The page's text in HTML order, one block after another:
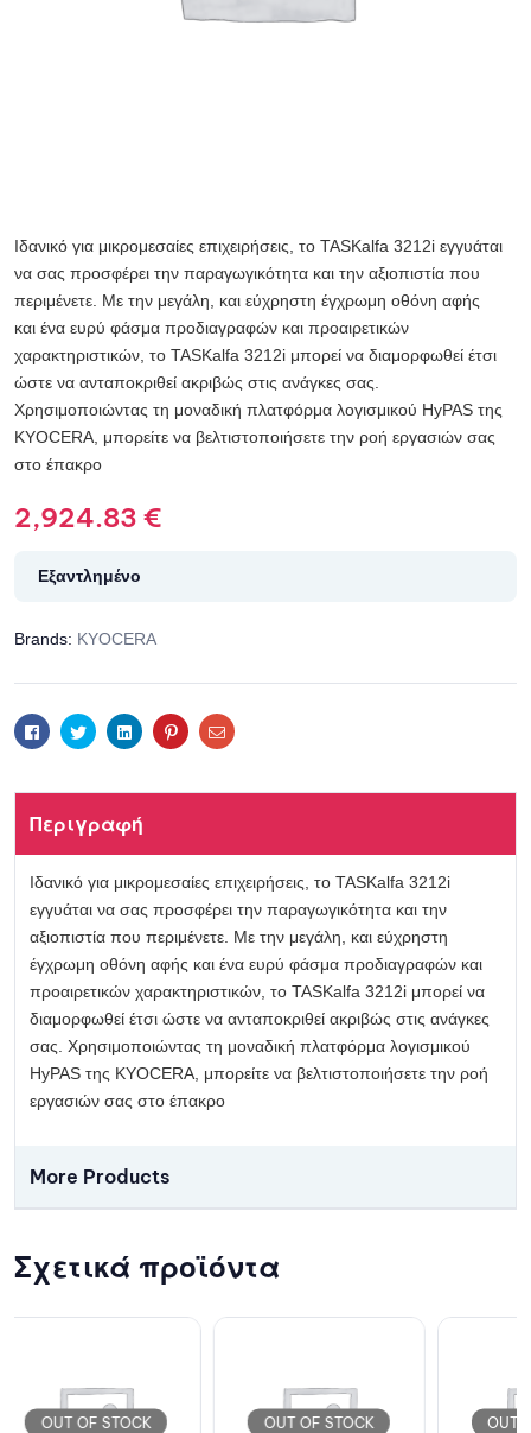
Ιδανικό για μικρομεσαίες επιχειρήσεις, το TASKalfa 3212i εγγυάται
να σας προσφέρει την παραγωγικότητα και την αξιοπιστία που
περιμένετε. Με την μεγάλη, και εύχρηστη έγχρωμη οθόνη αφής
και ένα ευρύ φάσμα προδιαγραφών και προαιρετικών
χαρακτηριστικών, το TASKalfa 3212i μπορεί να διαμορφωθεί έτσι
ώστε να ανταποκριθεί ακριβώς στις ανάγκες σας.
Χρησιμοποιώντας τη μοναδική πλατφόρμα λογισμικού HyPAS της
KYOCERA, μπορείτε να βελτιστοποιήσετε την ροή εργασιών σας
στο έπακρο
2,924.83 €
Εξαντλημένο
Brands: KYOCERA
FacebookTwitterLinkedinPinterestEmail
Περιγραφή
Ιδανικό για μικρομεσαίες επιχειρήσεις, το TASKalfa 3212i
εγγυάται να σας προσφέρει την παραγωγικότητα και την
αξιοπιστία που περιμένετε. Με την μεγάλη, και εύχρηστη
έγχρωμη οθόνη αφής και ένα ευρύ φάσμα προδιαγραφών και
προαιρετικών χαρακτηριστικών, το TASKalfa 3212i μπορεί να
διαμορφωθεί έτσι ώστε να ανταποκριθεί ακριβώς στις ανάγκες
σας. Χρησιμοποιώντας τη μοναδική πλατφόρμα λογισμικού
HyPAS της KYOCERA, μπορείτε να βελτιστοποιήσετε την ροή
εργασιών σας στο έπακρο
More Products
Σχετικά προϊόντα
OUT OF STOCK OUT OF STOCK